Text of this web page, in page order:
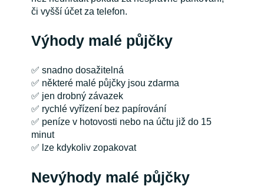
či vyšší účet za telefon.
Výhody malé půjčky
✅ snadno dosažitelná
✅ některé malé půjčky jsou zdarma
✅ jen drobný závazek
✅ rychlé vyřízení bez papírování
✅ peníze v hotovosti nebo na účtu již do 15
minut
✅ lze kdykoliv zopakovat
Nevýhody malé půjčky